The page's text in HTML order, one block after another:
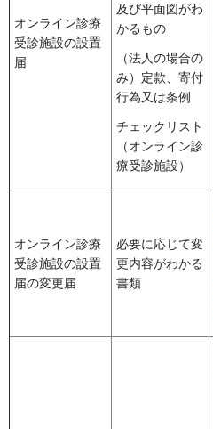
オンライン診療
受診施設の設置
届
及び平面図がわ
かるもの
（法人の場合の
み）定款、寄付
行為又は条例
チェックリスト
（オンライン診
療受診施設）
オンライン診療
受診施設の設置
届の変更届
必要に応じて変
更内容がわかる
書類